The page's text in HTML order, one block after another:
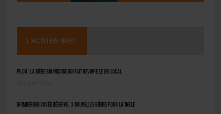
L'ACTU EN BREF
Pilou : la bière bio niçoise qui fait revivre le jeu local
Grimbergen Cuvée Réserve : 3 nouvelles bières pour la table